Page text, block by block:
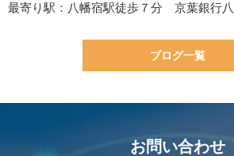
最寄り駅：八幡宿駅徒歩７分 京葉銀行
ブログ一覧
お問い合わせ